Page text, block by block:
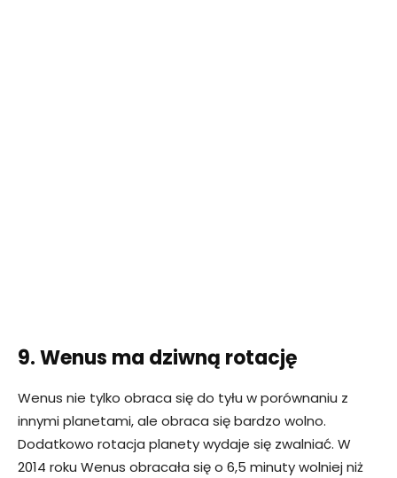
9. Wenus ma dziwną rotację
Wenus nie tylko obraca się do tyłu w porównaniu z
innymi planetami, ale obraca się bardzo wolno.
Dodatkowo rotacja planety wydaje się zwalniać. W
2014 roku Wenus obracała się o 6,5 minuty wolniej niż